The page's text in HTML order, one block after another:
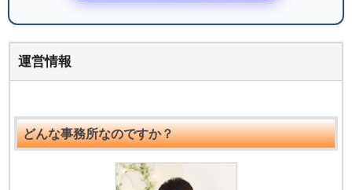
運営情報
どんな事務所なのですか？